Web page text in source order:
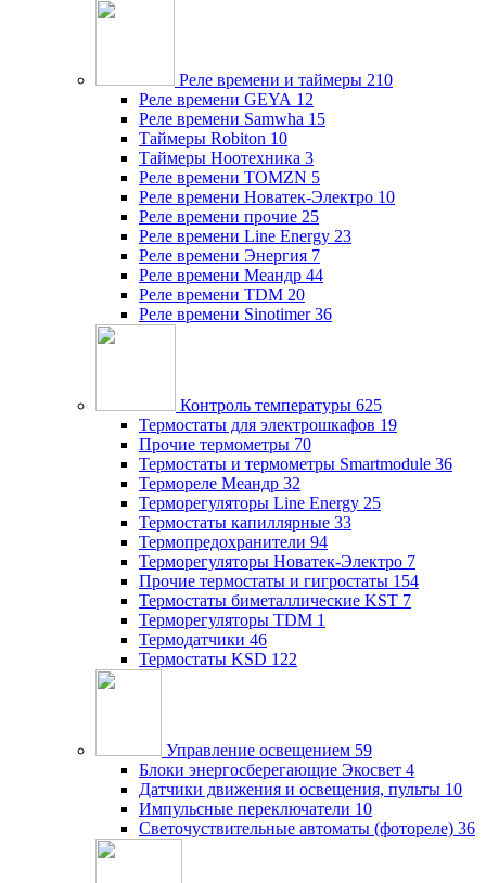
Реле времени и таймеры 210
Реле времени GEYA 12
Реле времени Samwha 15
Таймеры Robiton 10
Таймеры Ноотехника 3
Реле времени TOMZN 5
Реле времени Новатек-Электро 10
Реле времени прочие 25
Реле времени Line Energy 23
Реле времени Энергия 7
Реле времени Меандр 44
Реле времени TDM 20
Реле времени Sinotimer 36
Контроль температуры 625
Термостаты для электрошкафов 19
Прочие термометры 70
Термостаты и термометры Smartmodule 36
Термореле Меандр 32
Терморегуляторы Line Energy 25
Термостаты капиллярные 33
Термопредохранители 94
Терморегуляторы Новатек-Электро 7
Прочие термостаты и гигростаты 154
Термостаты биметаллические KST 7
Терморегуляторы TDM 1
Термодатчики 46
Термостаты KSD 122
Управление освещением 59
Блоки энергосберегающие Экосвет 4
Датчики движения и освещения, пульты 10
Импульсные переключатели 10
Светочуствительные автоматы (фотореле) 36